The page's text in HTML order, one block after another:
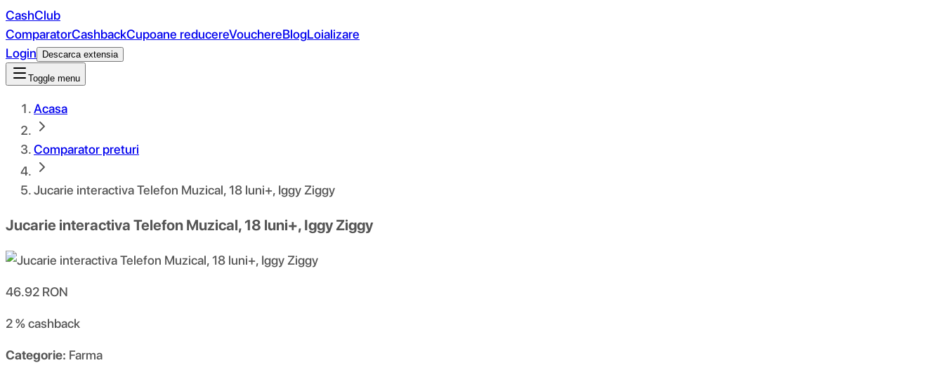
CashClub
ComparatorCashbackCupoane reducereVouchereBlogLoializare
Login
Descarca extensia
Toggle menu
Acasa
Comparator preturi
Jucarie interactiva Telefon Muzical, 18 luni+, Iggy Ziggy
Jucarie interactiva Telefon Muzical, 18 luni+, Iggy Ziggy
46.92 RON
2 %cashback
Categorie: Farma